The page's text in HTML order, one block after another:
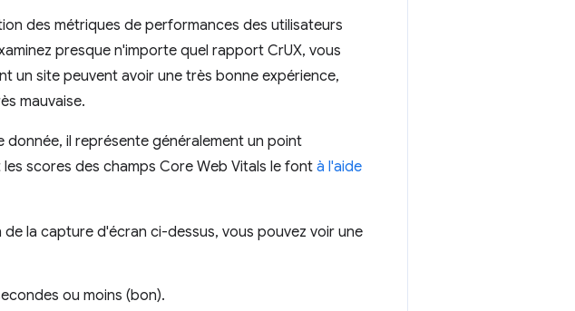
des métriques de performances des utilisateurs
presque n'importe quel rapport CrUX, vous
un site peuvent avoir une très bonne expérience,
mauvaise.
donnée, il représente généralement un point
scores des champs Core Web Vitals le font à l'aide
la capture d'écran ci-dessus, vous pouvez voir une
ou moins (bon).